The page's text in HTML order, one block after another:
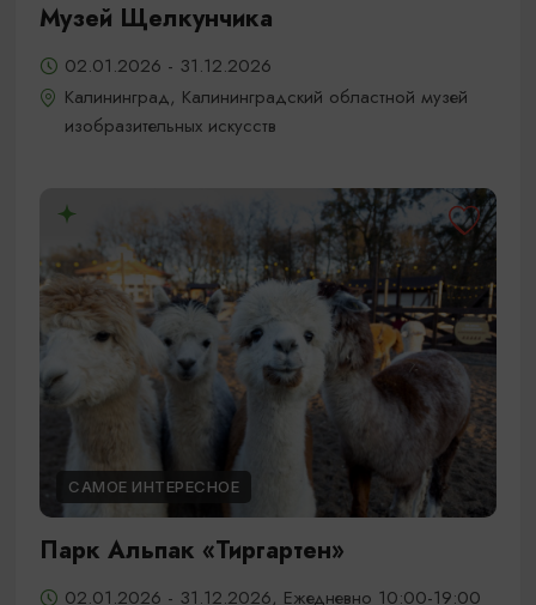
Музей Щелкунчика
02.01.2026 - 31.12.2026
Калининград, Калининградский областной музей
изобразительных искусств
САМОЕ ИНТЕРЕСНОЕ
Парк Альпак «Тиргартен»
02.01.2026 - 31.12.2026, Ежедневно 10:00-19:00